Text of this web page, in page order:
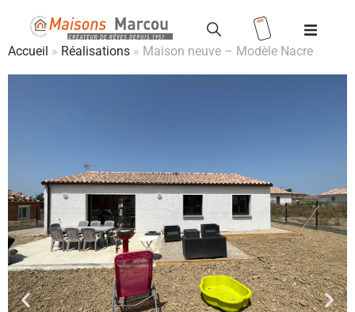
Maisons
+ terrains
Location
/ Accession
Vente HLM
Accueil » Réalisations » Maison neuve – Modèle Nacre